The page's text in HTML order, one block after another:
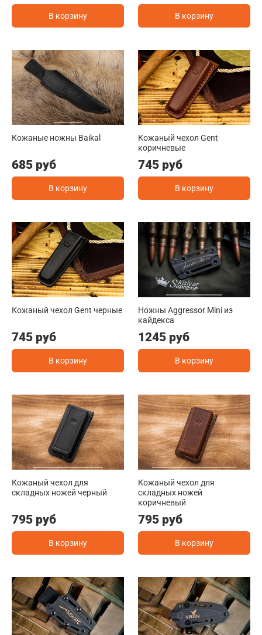
В корзину В корзину
Кожаные ножны Baikal
685 руб
В корзину
Кожаный чехол Gent
коричневые
745 руб
В корзину
Кожаный чехол Gent черные
745 руб
В корзину
Ножны Aggressor Mini из
кайдекса
1245 руб
В корзину
Кожаный чехол для
складных ножей черный
795 руб
В корзину
Кожаный чехол для
складных ножей
коричневый
795 руб
В корзину